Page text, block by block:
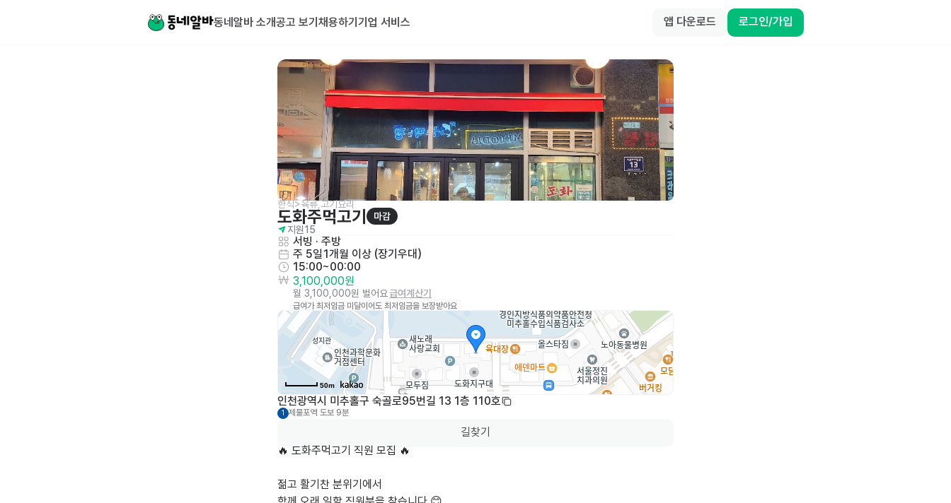
동네알바 소개공고 보기 채용하기 기업 서비스 앱 다운로드 로그인/가입
한식>육류,고기요리
도화주먹고기
마감
지원15
서빙 · 주방
주 5일1개월 이상 (장기우대)
15:00~00:00
3,100,000원
월 3,100,000원 벌어요급여계산기
급여가 최저임금 미달이어도 최저임금을 보장받아요
50m
인천광역시 미추홀구 숙골로95번길 13 1층 110호
1 제물포역 도보 9분
길찾기
🔥 도화주먹고기 직원 모집 🔥
젊고 활기찬 분위기에서